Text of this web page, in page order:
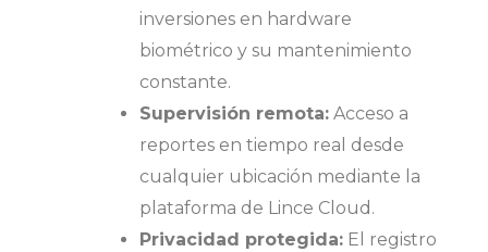
inversiones en hardware
biométrico y su mantenimiento
constante.
Supervisión remota: Acceso a
reportes en tiempo real desde
cualquier ubicación mediante la
plataforma de Lince Cloud.
Privacidad protegida: El registro